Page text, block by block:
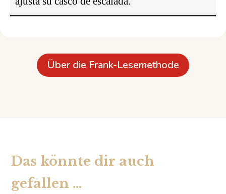
Über die Frank-Lesemethode
Das könnte dir auch
gefallen …